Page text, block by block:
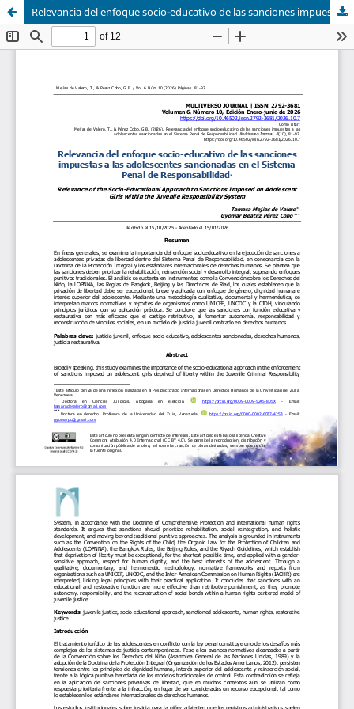
Relevancia del enfoque socio-educativo de las sanciones impuestas a las adolescentes sancionadas en el Sistema Penal de Responsabilidad